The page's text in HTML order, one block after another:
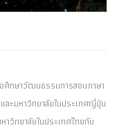
ศึกษาวัฒนธรรมการสอนภาษา
ละมหาวิทยาลัยในประเทศญี่ปุ่น
วิทยาลัยในประเทศไทยกับ